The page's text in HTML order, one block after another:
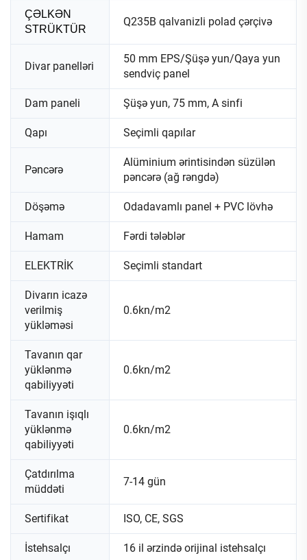
ÇƏLKƏN
STRÜKTÜR
Q235B qalvanizli polad çərçivə
Divar panelləri
50 mm EPS/Şüşə yun/Qaya yun
sendviç panel
Dam paneli Şüşə yun, 75 mm, A sinfi
Qapı Seçimli qapılar
Pəncərə
Alüminium ərintisindən süzülən
pəncərə (ağ rəngdə)
Döşəmə Odadavamlı panel + PVC lövhə
Hamam Fərdi tələblər
ELEKTRİK Seçimli standart
Divarın icazə
verilmiş
yükləməsi
0.6kn/m2
Tavanın qar
yüklənmə
qabiliyyəti
0.6kn/m2
Tavanın işıqlı
yüklənmə
qabiliyyəti
0.6kn/m2
Çatdırılma
müddəti
7-14 gün
Sertifikat ISO, CE, SGS
İstehsalçı 16 il ərzində orijinal istehsalçı